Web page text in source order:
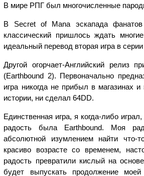
В мире РПГ был многочисленные
В Secret of Mana эскапада
классический пришлось ждать
идеальный перевод вторая игра в
Другой огорчает-Английский релиз
(Earthbound 2). Первоначально
игра никогда не прибыл в магазинах и
истории, ни сделал 64DD.
Единственная игра, я когда-либо
радость была Earthbound. Моя
абсолютной изумлением найти что-
красиво возрасте со временем,
радость превратили кислый на
будет выпускать продолжение